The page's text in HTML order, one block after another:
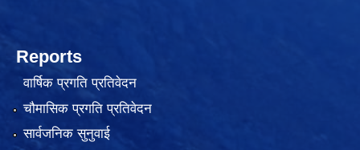
Reports
वार्षिक प्रगति प्रतिवेदन
चौमासिक प्रगति प्रतिवेदन
सार्वजनिक सुनुवाई